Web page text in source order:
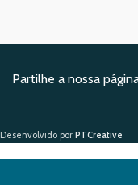
Partilhe a nossa
Desenvolvido por PTCreative